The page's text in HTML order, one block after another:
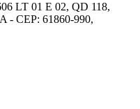
LT 01 E 02, QD 118,
- CEP: 61860-990,